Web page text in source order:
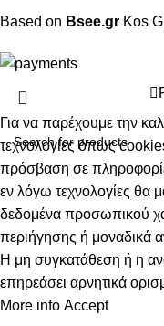
Based on Bsee.gr Kos
Για να παρέχουμε την
τεχνολογίες όπως
πρόσβαση σε
εν λόγω τεχνολογίες θα
δεδομένα προσωπικού
περιήγησης ή μοναδικά
Η μη συγκατάθεση ή η
επηρεάσει αρνητικά
More info Accept